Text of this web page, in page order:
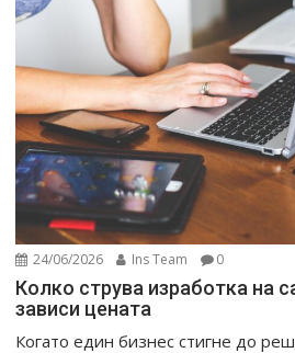
24/06/2026 Ins Team 0
Колко струва изработка на
зависи цената
Когато един бизнес стигне до